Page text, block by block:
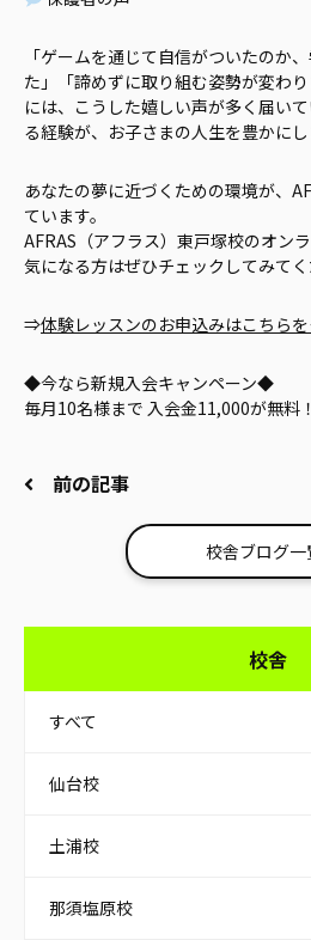
「ゲームを通じて自信がついたのか
た」「諦めずに取り組む姿勢が変わ
には、こうした嬉しい声が多く届い
る経験が、お子さまの人生を豊かにし
あなたの夢に近づくための環境が、
ています。
AFRAS（アフラス）東戸塚校のオン
気になる方はぜひチェックしてみてく
⇒体験レッスンのお申込みはこちら
◆今なら新規入会キャンペーン◆
毎月10名様まで 入会金11,000が無料！
前の記事
校舎ブログ一
校舎
すべて
仙台校
土浦校
那須塩原校